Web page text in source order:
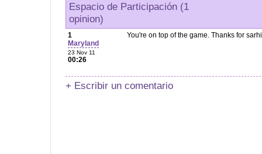
Espacio de Participación (1
opinion)
1
Maryland
23 Nov 11
00:26
You're on top of the game. Thanks for
+ Escribir un comentario